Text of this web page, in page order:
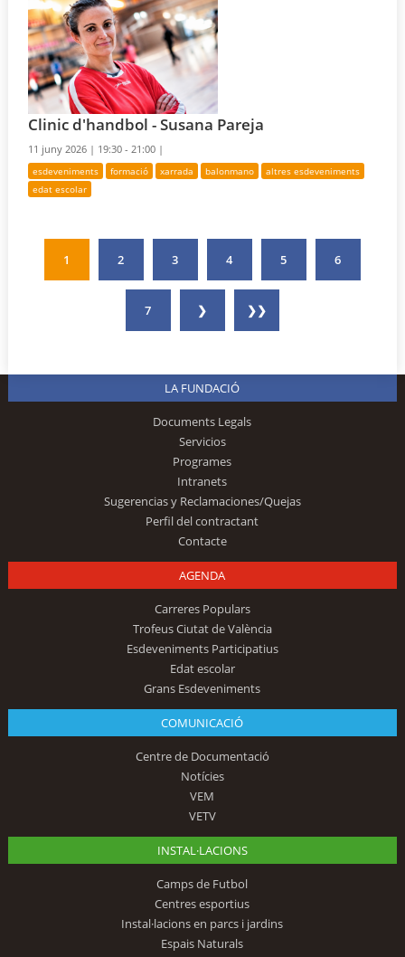
Clinic d'handbol - Susana Pareja
11 juny 2026 | 19:30 - 21:00 |
esdeveniments formació xarrada balonmano
altres esdeveniments
edat escolar
1 2 3 4 5 6
7 ❯ ❯❯
LA FUNDACIÓ
Documents Legals
Servicios
Programes
Intranets
Sugerencias y Reclamaciones/Quejas
Perfil del contractant
Contacte
AGENDA
Carreres Populars
Trofeus Ciutat de València
Esdeveniments Participatius
Edat escolar
Grans Esdeveniments
COMUNICACIÓ
Centre de Documentació
Notícies
VEM
VETV
INSTAL·LACIONS
Camps de Futbol
Centres esportius
Instal·lacions en parcs i jardins
Espais Naturals